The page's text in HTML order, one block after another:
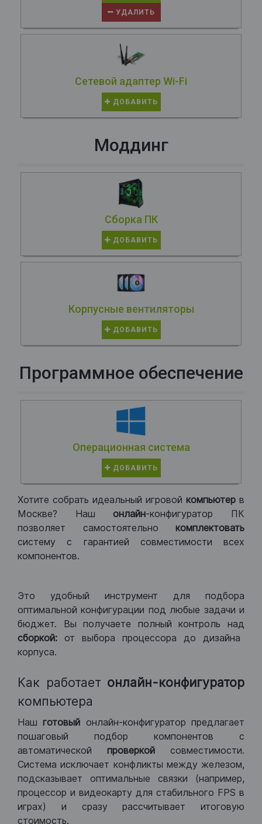
УДАЛИТЬ
Сетевой адаптер Wi-Fi
ДОБАВИТЬ
Моддинг
Сборка ПК
ДОБАВИТЬ
Корпусные вентиляторы
ДОБАВИТЬ
Программное обеспечение
Операционная система
ДОБАВИТЬ
Хотите собрать идеальный игровой компьютер в
Москве? Нашонлайн-конфигуратор ПК
позволяет самостоятельно комплектовать
систему с гарантией совместимости всех
компонентов.
Это удобный инструмент для подбора
оптимальной конфигурации под любые задачи и
бюджет. Вы получаете полный контроль над
сборкой: от выбора процессора до дизайна
корпуса.
Как работает онлайн-конфигуратор
компьютера
Нашготовый онлайн-конфигуратор предлагает
пошаговый подбор компонентов с
автоматической проверкой совместимости.
Система исключает конфликты между железом,
подсказывает оптимальные связки (например,
процессор и видеокарту для стабильного FPS в
играх) и сразу рассчитывает итоговую
стоимость.